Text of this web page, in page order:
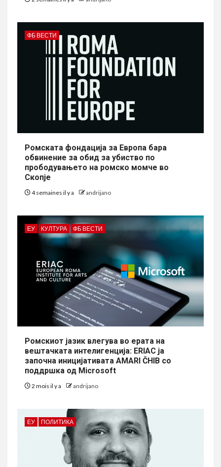
ФБ ВЕСТИ
Ромската фондација за Европа бара
обвинение за обид за убиство по
прободувањето на ромско момче во
Скопје
4 semaines il y a andrijano
ЕУ КУЛТУРА ФБ ВЕСТИ
Ромскиот јазик влегува во ерата на
вештачката интелигенција: ERIAC ја
започна иницијативата AMARI ČHIB со
поддршка од Microsoft
2 mois il y a andrijano
ЕУ ПОЛИТИКА